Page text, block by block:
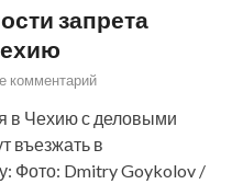
запрета
комментарий
в Чехию с деловыми
въезжать в
Фото: Dmitry Goykolov /